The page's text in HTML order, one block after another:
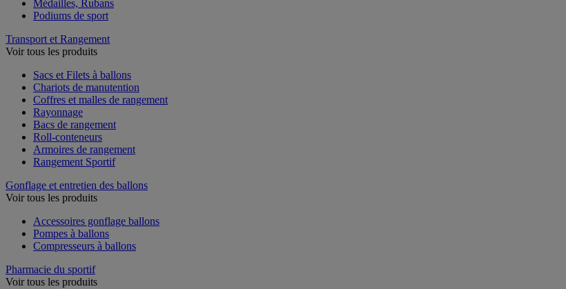
Médailles, Rubans
Podiums de sport
Transport et Rangement
Voir tous les produits
Sacs et Filets à ballons
Chariots de manutention
Coffres et malles de rangement
Rayonnage
Bacs de rangement
Roll-conteneurs
Armoires de rangement
Rangement Sportif
Gonflage et entretien des ballons
Voir tous les produits
Accessoires gonflage ballons
Pompes à ballons
Compresseurs à ballons
Pharmacie du sportif
Voir tous les produits